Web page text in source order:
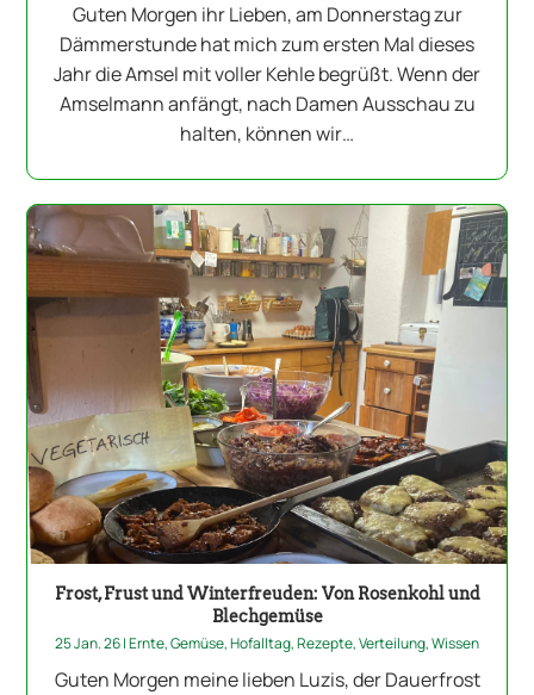
Guten Morgen ihr Lieben, am Donnerstag zur
Dämmerstunde hat mich zum ersten Mal dieses
Jahr die Amsel mit voller Kehle begrüßt. Wenn der
Amselmann anfängt, nach Damen Ausschau zu
halten, können wir…
Frost, Frust und Winterfreuden: Von Rosenkohl und
Blechgemüse
25 Jan. 26|Ernte,Gemüse,Hofalltag,Rezepte,Verteilung,Wissen
Guten Morgen meine lieben Luzis, der Dauerfrost